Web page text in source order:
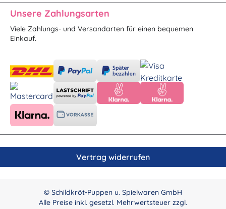
Unsere Zahlungsarten
Viele Zahlungs- und Versandarten für einen bequemen
Einkauf.
Vertrag widerrufen
© Schildkröt-Puppen u. Spielwaren GmbH
Alle Preise inkl. gesetzl. Mehrwertsteuer zzgl.